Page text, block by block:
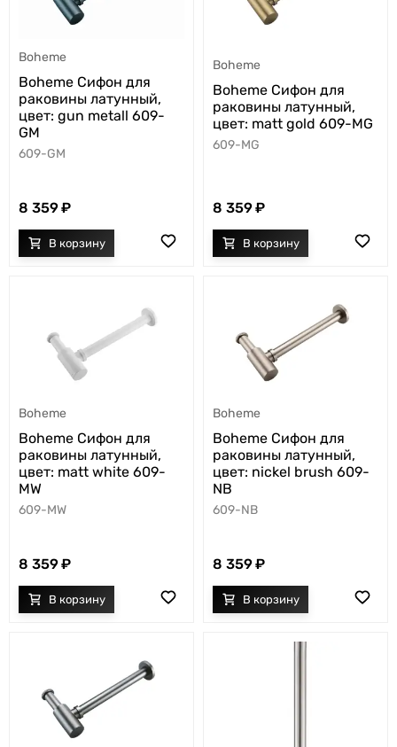
Boheme
Boheme Сифон для
раковины латунный,
цвет: gun metall 609-
GM
609-GM
8 359
Boheme
Boheme Сифон для
раковины латунный,
цвет: matt gold 609-MG
609-MG
8 359
Boheme
Boheme Сифон для
раковины латунный,
цвет: matt white 609-
MW
609-MW
8 359
Boheme
Boheme Сифон для
раковины латунный,
цвет: nickel brush 609-
NB
609-NB
8 359